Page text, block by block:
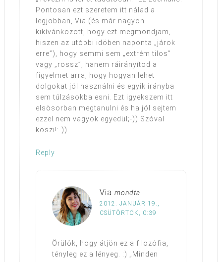
Pontosan ezt szeretem itt nálad a
legjobban, Via (és már nagyon
kikívánkozott, hogy ezt megmondjam,
hiszen az utóbbi idöben naponta „járok
erre”), hogy semmi sem „extrém tilos”
vagy „rossz”, hanem ráirányítod a
figyelmet arra, hogy hogyan lehet
dolgokat jól használni és egyik irányba
sem túlzásokba esni. Ezt igyekszem itt
elsösorban megtanulni és ha jól sejtem
ezzel nem vagyok egyedül;-)) Szóval
köszi!:-))
Reply
Via mondta
2012. JANUÁR 19.,
CSÜTÖRTÖK, 0:39
Örülök, hogy átjön ez a filozófia,
tényleg ez a lényeg. :) „Minden